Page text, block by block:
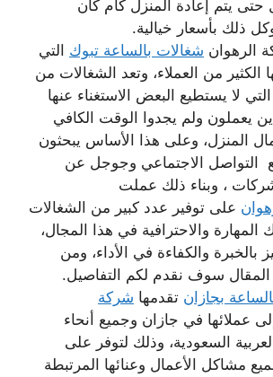
يتم إعادة المنزل كام كان
ذلك بأسعار خيالية.
الرهوان شغالات بالساعة تبوك التي
الكثير من العملاء، وتعد الشغالات من
لا يستطيع البعض الاستغناء عنها
يعملون ولم يجدوا الوقت الكافي
المنزل، وعلى هذا الأساس يبحثون
التواصل الاجتماعي وجوجل عن
، وبناء ذلك عملت
على توفير عدد كبير من الشغالات
المهارة والاحترافية في هذا المجال،
بالخبرة والكفاءة في الأداء، ومن
المقال سوف نقدم لكم التفاصيل.
بجازان تقدمها شركة
عملائها في جازان وجميع أنحاء
السعودية، وذلك لتوفر على
مشاكل الأعمال وعنائها المرتبطة